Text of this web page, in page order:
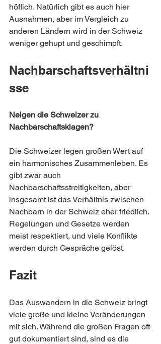
höflich. Natürlich gibt es auch hier
Ausnahmen, aber im Vergleich zu
anderen Ländern wird in der Schweiz
weniger gehupt und geschimpft.
Nachbarschaftsverhältni
sse
Neigen die Schweizer zu
Nachbarschaftsklagen?
Die Schweizer legen großen Wert auf
ein harmonisches Zusammenleben. Es
gibt zwar auch
Nachbarschaftsstreitigkeiten, aber
insgesamt ist das Verhältnis zwischen
Nachbarn in der Schweiz eher friedlich.
Regelungen und Gesetze werden
meist respektiert, und viele Konflikte
werden durch Gespräche gelöst.
Fazit
Das Auswandern in die Schweiz bringt
viele große und kleine Veränderungen
mit sich. Während die großen Fragen oft
gut dokumentiert sind, sind es die